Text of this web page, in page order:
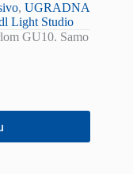
, UGRADNA
Light Studio
GU10. Samo